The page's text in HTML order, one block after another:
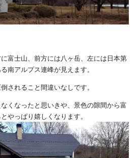
富士山、前方には八ヶ岳、左には日本第
南アルプス連峰が見えます。
されること間違いなしです。
くなったと思いきや、景色の隙間から富
やっぱり嬉しくなります。